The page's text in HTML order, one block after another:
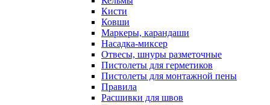
Кисти
Ковши
Маркеры, карандаши
Насадка-миксер
Отвесы, шнуры разметочные
Пистолеты для герметиков
Пистолеты для монтажной пены
Правила
Расшивки для швов